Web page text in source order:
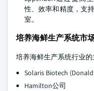
性、效率和精度，支
室。
培养海鲜生产系统市
培养海鲜生产系统行业的
Solaris Biotech
Hamilton公司